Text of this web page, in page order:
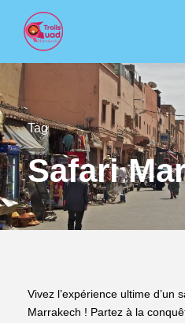
Tag
Safari
Vivez l’expérience ultime d’un
Marrakech ! Partez à la